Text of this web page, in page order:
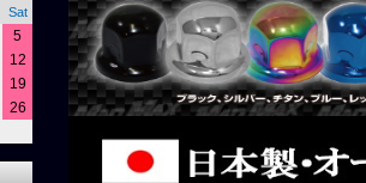
Sat
5
12
19
26